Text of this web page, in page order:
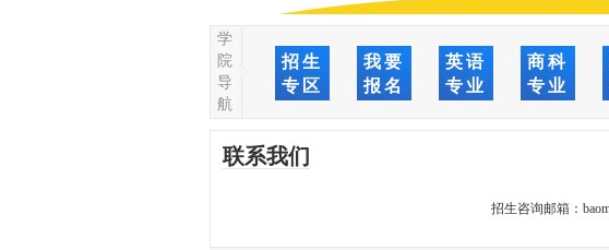
学
院
导
航
招生
专区
我要
报名
英语
专业
商科
专业
联系我们
招生咨询邮箱：